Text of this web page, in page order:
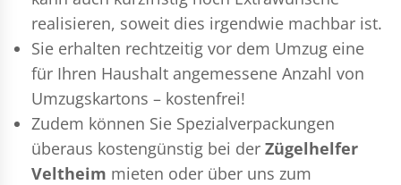
realisieren, soweit dies irgendwie machbar ist.
Sie erhalten rechtzeitig vor dem Umzug eine
für Ihren Haushalt angemessene Anzahl von
Umzugskartons – kostenfrei!
Zudem können Sie Spezialverpackungen
überaus kostengünstig bei der Zügelhelfer
Veltheim mieten oder über uns zum